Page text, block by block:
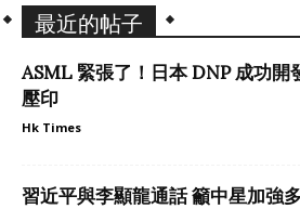
最近的帖子
ASML 緊張了！日本 DNP 成功開
壓印
Hk Times
習近平與李顯龍通話 籲中星加強